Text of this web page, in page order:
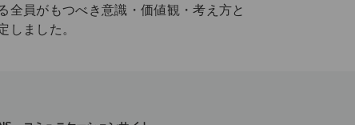
全員がもつべき意識・価値観・考え方と
しました。